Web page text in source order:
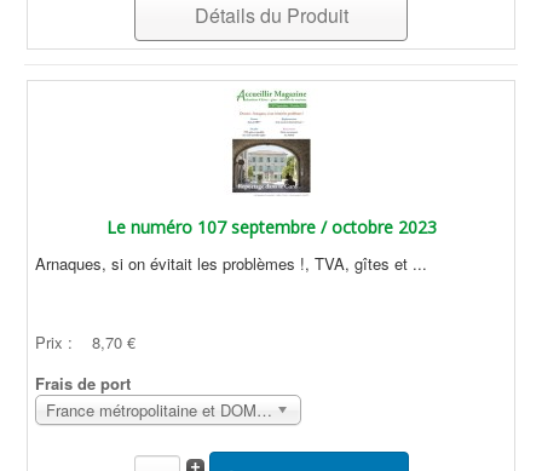
Détails du Produit
Le numéro 107 septembre / octobre 2023
Arnaques, si on évitait les problèmes !, TVA, gîtes et ...
Prix :
8,70 €
Frais de port
France métropolitaine et DOM Sans surcoût